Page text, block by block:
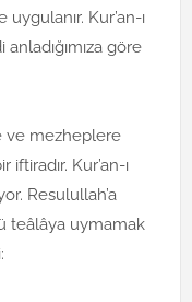
Kur’an-ı
göre
ve mezheplere
Kur’an-ı
Resulullah’a
teâlâya uymamak